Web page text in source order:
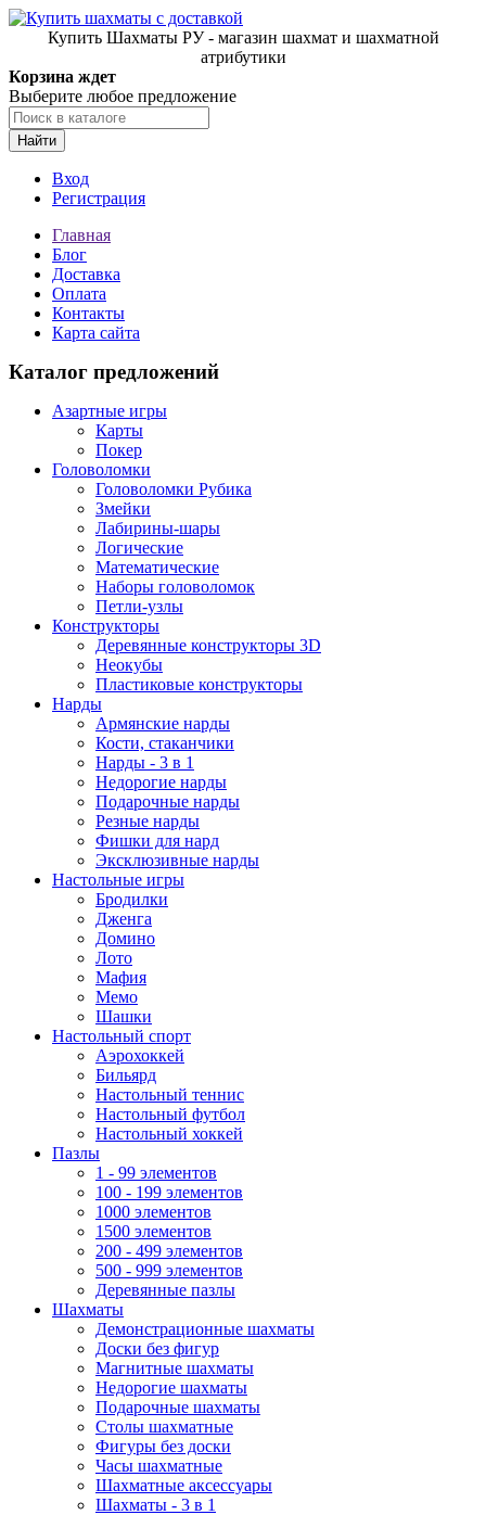
Купить Шахматы РУ - магазин шахмат и шахматной
атрибутики
Корзина ждет
Выберите любое предложение
Найти
Вход
Регистрация
Главная
Блог
Доставка
Оплата
Контакты
Карта сайта
Каталог предложений
Азартные игры
Карты
Покер
Головоломки
Головоломки Рубика
Змейки
Лабирины-шары
Логические
Математические
Наборы головоломок
Петли-узлы
Конструкторы
Деревянные конструкторы 3D
Неокубы
Пластиковые конструкторы
Нарды
Армянские нарды
Кости, стаканчики
Нарды - 3 в 1
Недорогие нарды
Подарочные нарды
Резные нарды
Фишки для нард
Эксклюзивные нарды
Настольные игры
Бродилки
Дженга
Домино
Лото
Мафия
Мемо
Шашки
Настольный спорт
Аэрохоккей
Бильярд
Настольный теннис
Настольный футбол
Настольный хоккей
Пазлы
1 - 99 элементов
100 - 199 элементов
1000 элементов
1500 элементов
200 - 499 элементов
500 - 999 элементов
Деревянные пазлы
Шахматы
Демонстрационные шахматы
Доски без фигур
Магнитные шахматы
Недорогие шахматы
Подарочные шахматы
Столы шахматные
Фигуры без доски
Часы шахматные
Шахматные аксессуары
Шахматы - 3 в 1